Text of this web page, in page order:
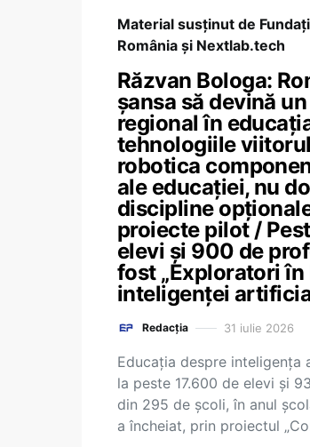
Material susținut de
România și Nextlab.tech
Răzvan Bologa:
șansa să devină
regional în
tehnologiile
robotica
ale educației, nu
discipline
proiecte pilot /
elevi și 900 de
fost „Exploratori în
inteligenței
Redacția 31 iulie 2026
Educația despre inteligența
la peste 17.600 de elevi și
din 295 de școli, în anul
a încheiat, prin proiectul